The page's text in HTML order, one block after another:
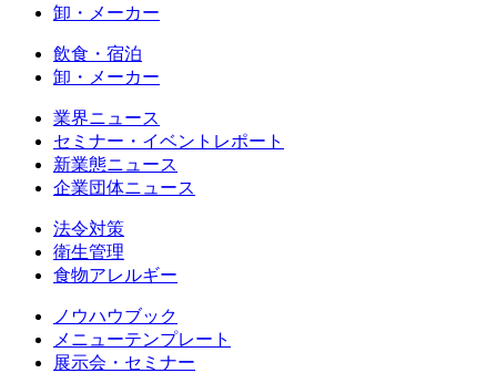
卸・メーカー
飲食・宿泊
卸・メーカー
業界ニュース
セミナー・イベントレポート
新業態ニュース
企業団体ニュース
法令対策
衛生管理
食物アレルギー
ノウハウブック
メニューテンプレート
展示会・セミナー